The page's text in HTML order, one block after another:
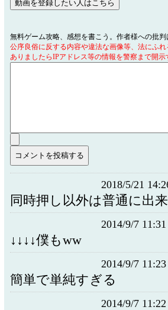
無料ゲーム攻略、感想を書こう。作者様への批判
公序良俗に反する内容や違法な画像等、法にふ
ありましたらIPアドレス等の情報を警察まで開
2018/5/21
同時押し以外は普通に出
2014/9/7 11:31
↓↓↓↓僕もww
2014/9/7 11:23
簡単で単純すぎる
2014/9/7 11:22